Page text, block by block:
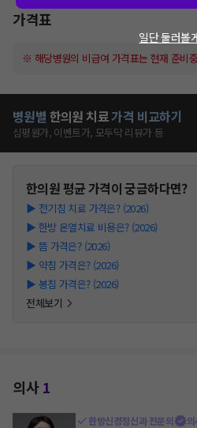
가격표
※ 해당병원의 비급여 가격표는 현재 준비
병원별 한의원 치료가격 비교하기
심평원가, 이벤트가, 모두닥 리뷰가 등
한의원평균 가격이 궁금하다면?
▶ 전기침 치료 가격은? (2026)
▶ 한방 온열치료 비용은? (2026)
▶ 뜸 가격은? (2026)
▶ 약침 가격은? (2026)
▶ 봉침 가격은? (2026)
전체보기
의사1
한방신경정신과 전문의
일단 둘러볼